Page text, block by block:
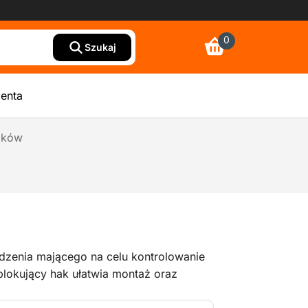
Szukaj
0
mającego na celu kontrolowanie
hak ułatwia montaż oraz